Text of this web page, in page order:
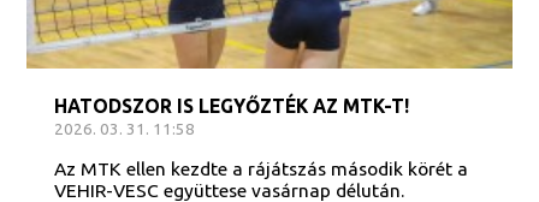
HATODSZOR IS LEGYŐZTÉK AZ MTK-T!
2026. 03. 31. 11:58
Az MTK ellen kezdte a rájátszás második körét a
VEHIR-VESC együttese vasárnap délután.